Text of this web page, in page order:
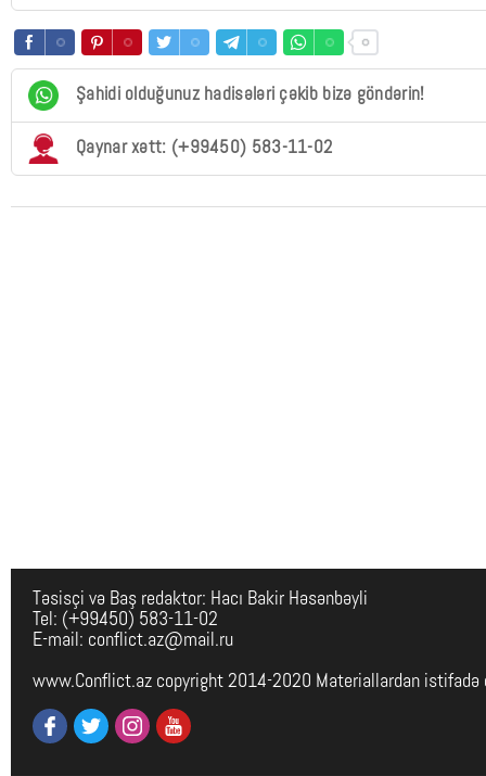
Şahidi olduğunuz hadisələri çəkib bizə göndərin!
Qaynar xətt: (+99450) 583-11-02
Təsisçi və Baş redaktor: Hacı Bakir Həsənbəyli
Tel: (+99450) 583-11-02
E-mail: conflict.az@mail.ru
www.Conflict.az copyright 2014-2020 Materiallardan istifadə